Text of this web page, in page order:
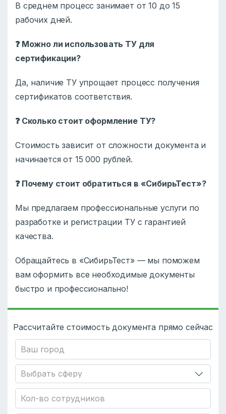
В среднем процесс занимает от 10 до 15
рабочих дней.
❓ Можно ли использовать ТУ для
сертификации?
Да, наличие ТУ упрощает процесс получения
сертификатов соответствия.
❓ Сколько стоит оформление ТУ?
Стоимость зависит от сложности документа и
начинается от 15 000 рублей.
❓ Почему стоит обратиться в «СибирьТест»?
Мы предлагаем профессиональные услуги по
разработке и регистрации ТУ с гарантией
качества.
Обращайтесь в «СибирьТест» — мы поможем
вам оформить все необходимые документы
быстро и профессионально!
Рассчитайте стоимость документа прямо сейчас